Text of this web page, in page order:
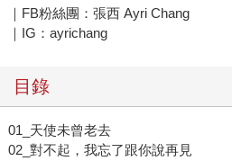
｜FB粉絲團：張西 Ayri Chang
｜IG：ayrichang
目錄
01_天使未曾老去
02_對不起，我忘了跟你說再見